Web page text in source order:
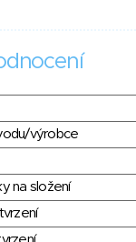
výrobce
na složení